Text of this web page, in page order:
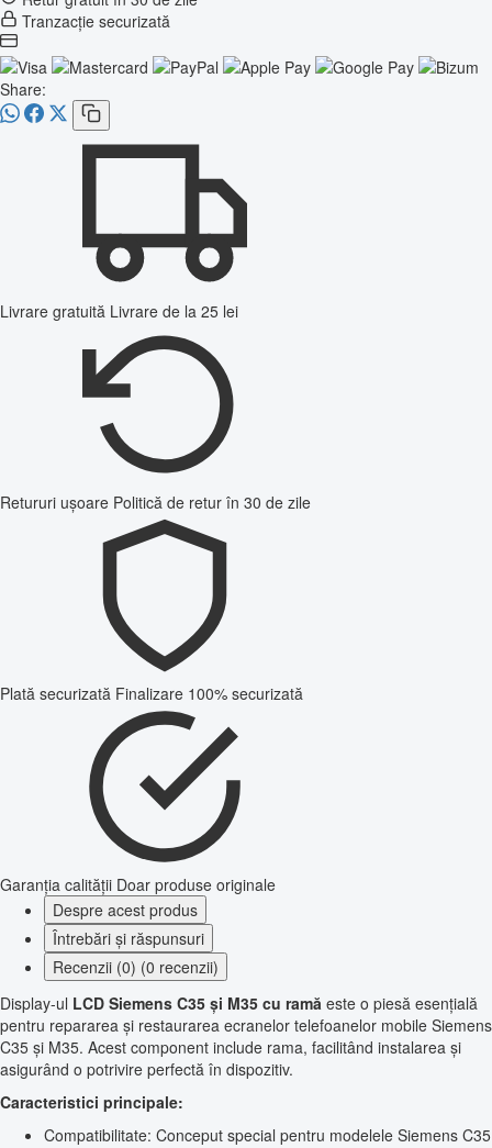
Tranzacție securizată
Share:
Livrare gratuită Livrare de la 25 lei
Retururi ușoare Politică de retur în 30 de zile
Plată securizată Finalizare 100% securizată
Garanția calității Doar produse originale
Despre acest produs
Întrebări și răspunsuri
Recenzii (0) (0 recenzii)
Display-ul LCD Siemens C35 și M35 cu ramă este o piesă esențială
pentru repararea și restaurarea ecranelor telefoanelor mobile Siemens
C35 și M35. Acest component include rama, facilitând instalarea și
asigurând o potrivire perfectă în dispozitiv.
Caracteristici principale:
Compatibilitate: Conceput special pentru modelele Siemens C35